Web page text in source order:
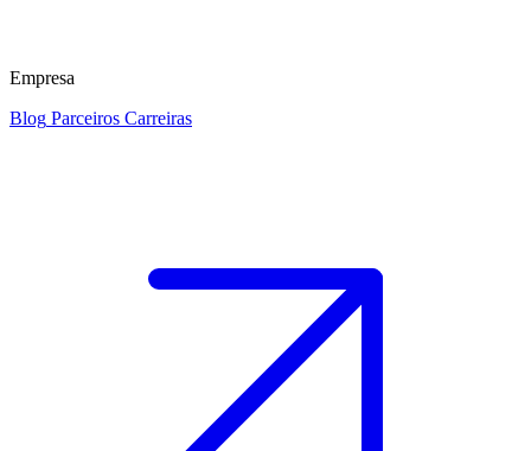
Empresa
Blog Parceiros Carreiras